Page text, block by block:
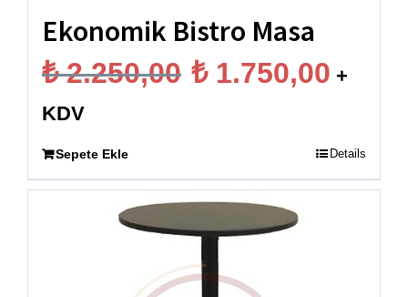
Ekonomik Bistro Masa
₺2.250,00 Orijinal
₺1.750,00 Şu
₺
+
KDV
Sepete Ekle Details